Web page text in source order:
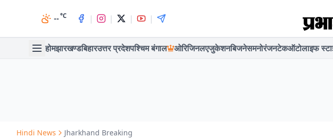
--°C | | | |
होमझारखण्डबिहारउत्तर प्रदेशपश्चिम बंगाल ओरिजिनलएजुकेशनबिजनेसमनोरंजनटेकऑटोलाइफ
Hindi News Jharkhand Breaking